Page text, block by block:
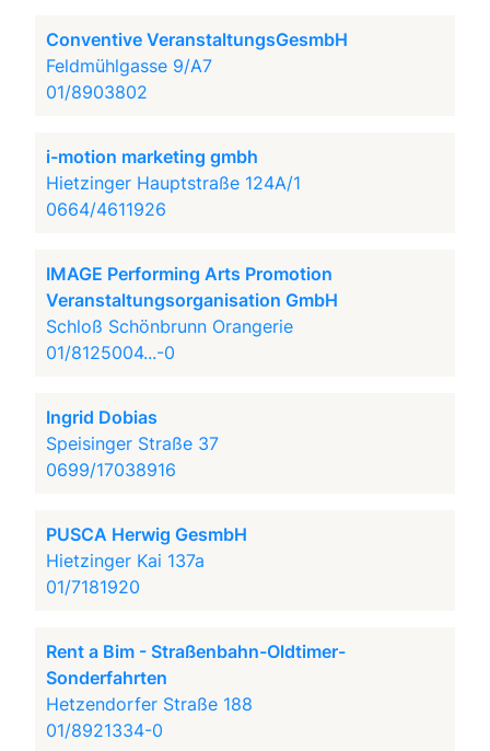
Conventive VeranstaltungsGesmbH
Feldmühlgasse 9/A7
01/8903802
i-motion marketing gmbh
Hietzinger Hauptstraße 124A/1
0664/4611926
IMAGE Performing Arts Promotion
Veranstaltungsorganisation GmbH
Schloß Schönbrunn Orangerie
01/8125004...-0
Ingrid Dobias
Speisinger Straße 37
0699/17038916
PUSCA Herwig GesmbH
Hietzinger Kai 137a
01/7181920
Rent a Bim - Straßenbahn-Oldtimer-
Sonderfahrten
Hetzendorfer Straße 188
01/8921334-0